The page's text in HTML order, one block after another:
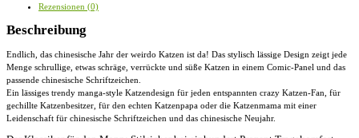
Rezensionen (0)
Beschreibung
Endlich, das chinesische Jahr der weirdo Katzen ist da! Das stylisch lässige Design zeigt jede
Menge schrullige, etwas schräge, verrückte und süße Katzen in einem Comic-Panel und das
passende chinesische Schriftzeichen.
Ein lässiges trendy manga-style Katzendesign für jeden entspannten crazy Katzen-Fan, für
gechillte Katzenbesitzer, für den echten Katzenpapa oder die Katzenmama mit einer
Leidenschaft für chinesische Schriftzeichen und das chinesische Neujahr.